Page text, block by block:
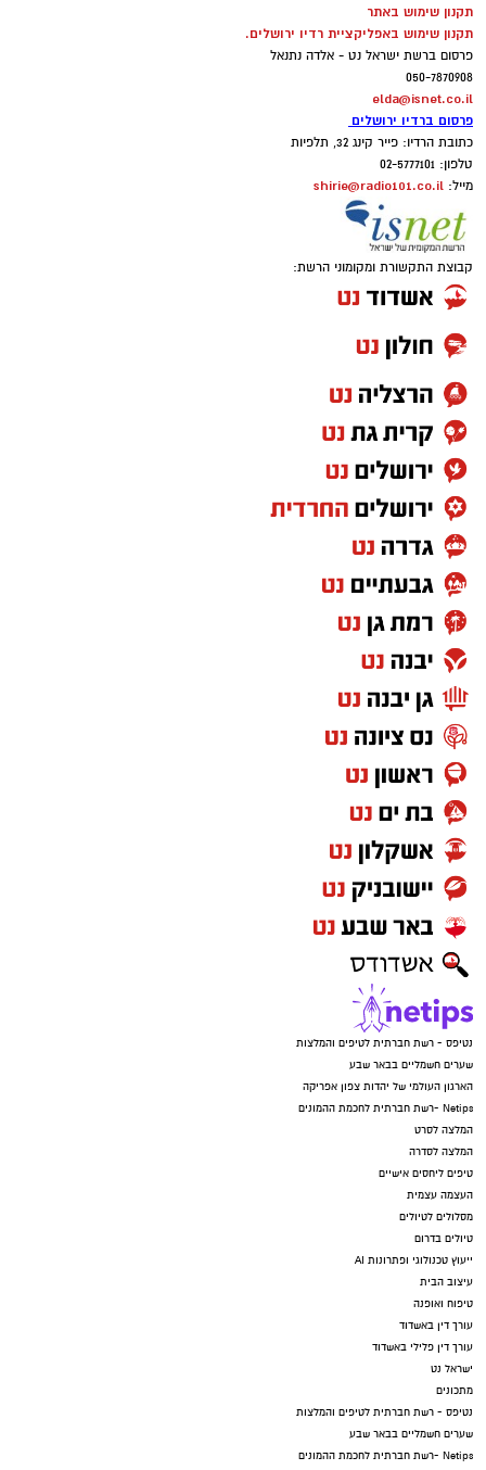
תקנון שימוש באתר
תקנון שימוש באפליקציית רדיו ירושלים.
פרסום ברשת ישראל נט - אלדה נתנאל
050-7870908
elda@isnet.co.il
פרסום ברדיו ירושלים
כתובת הרדיו: פייר קינג 32, תלפיות
טלפון: 02-5777101
מייל: shirie@radio101.co.il
קבוצת התקשורת ומקומוני הרשת:
נטיפס - רשת חברתית לטיפים והמלצות
שערים חשמליים בבאר שבע
הארגון העולמי של יהדות צפון אפריקה
Netips -רשת חברתית לחכמת ההמונים
המלצה לסרט
המלצה לסדרה
טיפים ליחסים אישיים
העצמה עצמית
מסלולים לטיולים
טיולים בדרום
ייעוץ טכנולוגי ופתרונות AI
עיצוב הבית
טיפוח ואופנה
עורך דין באשדוד
עורך דין פלילי באשדוד
ישראל נט
מתכונים
נטיפס - רשת חברתית לטיפים והמלצות
שערים חשמליים בבאר שבע
Netips -רשת חברתית לחכמת ההמונים